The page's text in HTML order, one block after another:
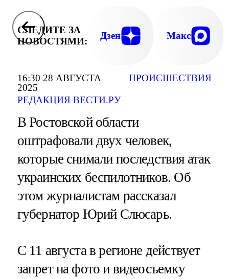
16:30 28 АВГУСТА
2025
РЕДАКЦИЯ ВЕСТИ.РУ
ПРОИСШЕСТВИЯ
СЛЕДИТЕ ЗА
НОВОСТЯМИ:
Дзен Макс
В Ростовской области
оштрафовали двух человек,
которые снимали последствия атак
украинских беспилотников. Об
этом журналистам рассказал
губернатор Юрий Слюсарь.
С 11 августа в регионе действует
запрет на фото и видеосъемку